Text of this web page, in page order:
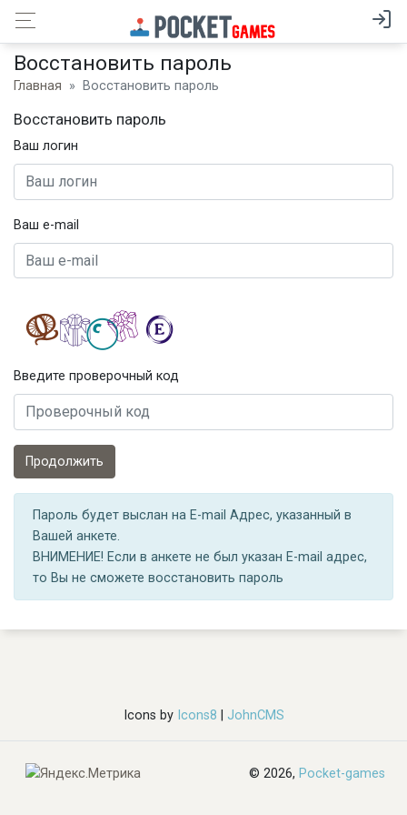
Восстановить пароль
Главная Восстановить пароль
Восстановить пароль
Ваш логин
Ваш e-mail
Введите проверочный код
Пароль будет выслан на E-mail Адрес, указанный в
Вашей анкете.
ВНИМЕНИЕ! Если в анкете не был указан E-mail адрес,
то Вы не сможете восстановить пароль
Icons byIcons8 JohnCMS
© 2026, Pocket-games